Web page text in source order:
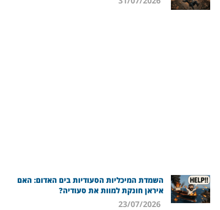
השמדת המיכליות הסעודיות בים האדום: האם
איראן חונקת למוות את סעודיה?